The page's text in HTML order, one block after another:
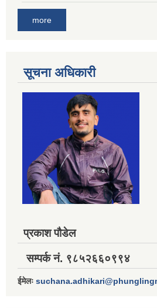
more
सूचना अधिकारी
प्रकाश पौडेल
सम्पर्क नं. ९८५२६६०९९४
ईमेलः